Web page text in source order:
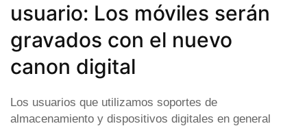
usuario: Los móviles serán
gravados con el nuevo
canon digital
Los usuarios que utilizamos soportes de
almacenamiento y dispositivos digitales en general